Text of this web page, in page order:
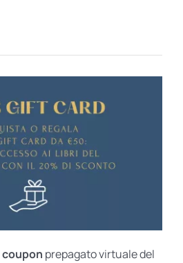
coupon prepagato virtuale del